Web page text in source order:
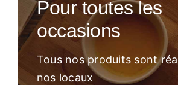
Atelier
Pour toutes les
occasions
Tous nos produits sont
nos locaux